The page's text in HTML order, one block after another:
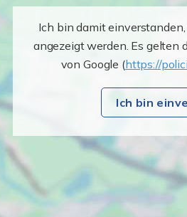
Ich bin damit
angezeigt werden. Es gelten
von Google (https://
Ich bin